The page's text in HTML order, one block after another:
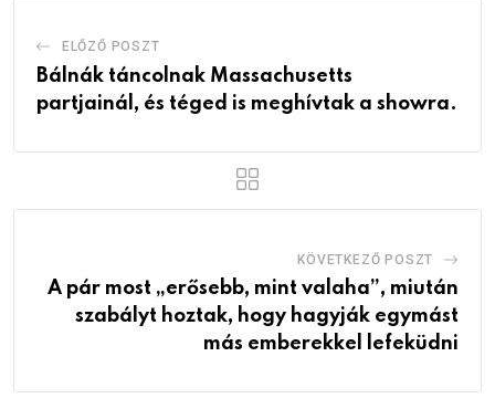
ELŐZŐ POSZT
Bálnák táncolnak Massachusetts
partjainál, és téged is meghívtak a showra.
KÖVETKEZŐ POSZT
A pár most „erősebb, mint valaha”, miután
szabályt hoztak, hogy hagyják egymást
más emberekkel lefeküdni